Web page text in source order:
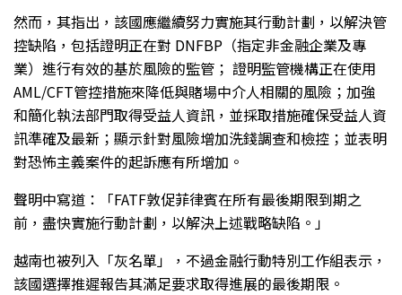
然而，其指出，該國應繼續努力實施其行動計劃，以解決管
控缺陷，包括證明正在對 DNFBP（指定非金融企業及專
業）進行有效的基於風險的監管； 證明監管機構正在使用
AML/CFT管控措施來降低與賭場中介人相關的風險；加強
和簡化執法部門取得受益人資訊，並採取措施確保受益人資
訊準確及最新；顯示針對風險增加洗錢調查和檢控；並表明
對恐怖主義案件的起訴應有所增加。
聲明中寫道：「FATF敦促菲律賓在所有最後期限到期之
前，盡快實施行動計劃，以解決上述戰略缺陷。」
越南也被列入「灰名單」，不過金融行動特別工作組表示，
該國選擇推遲報告其滿足要求取得進展的最後期限。